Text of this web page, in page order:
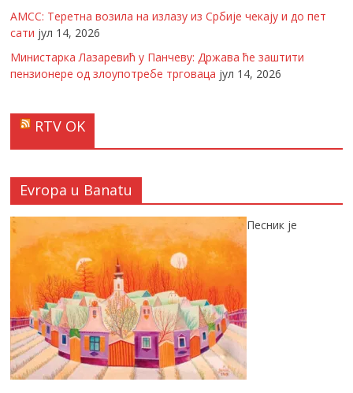
АМСС: Теретна возила на излазу из Србије чекају и до пет
сати јул 14, 2026
Министарка Лазаревић у Панчеву: Држава ће заштити
пензионере од злоупотребе трговаца јул 14, 2026
RTV OK
Evropa u Banatu
Песник је